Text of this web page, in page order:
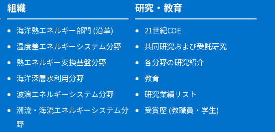
組織
海洋熱エネルギー部門 (沿革)
温度差エネルギーシステム分野
熱エネルギー変換基盤分野
海洋深層水利用分野
波浪エネルギーシステム分野
潮流・海流エネルギーシステム分
野
研究・教育
21世紀COE
共同研究および受託研究
各分野の研究紹介
教育
研究業績リスト
受賞歴 (教職員・学生)